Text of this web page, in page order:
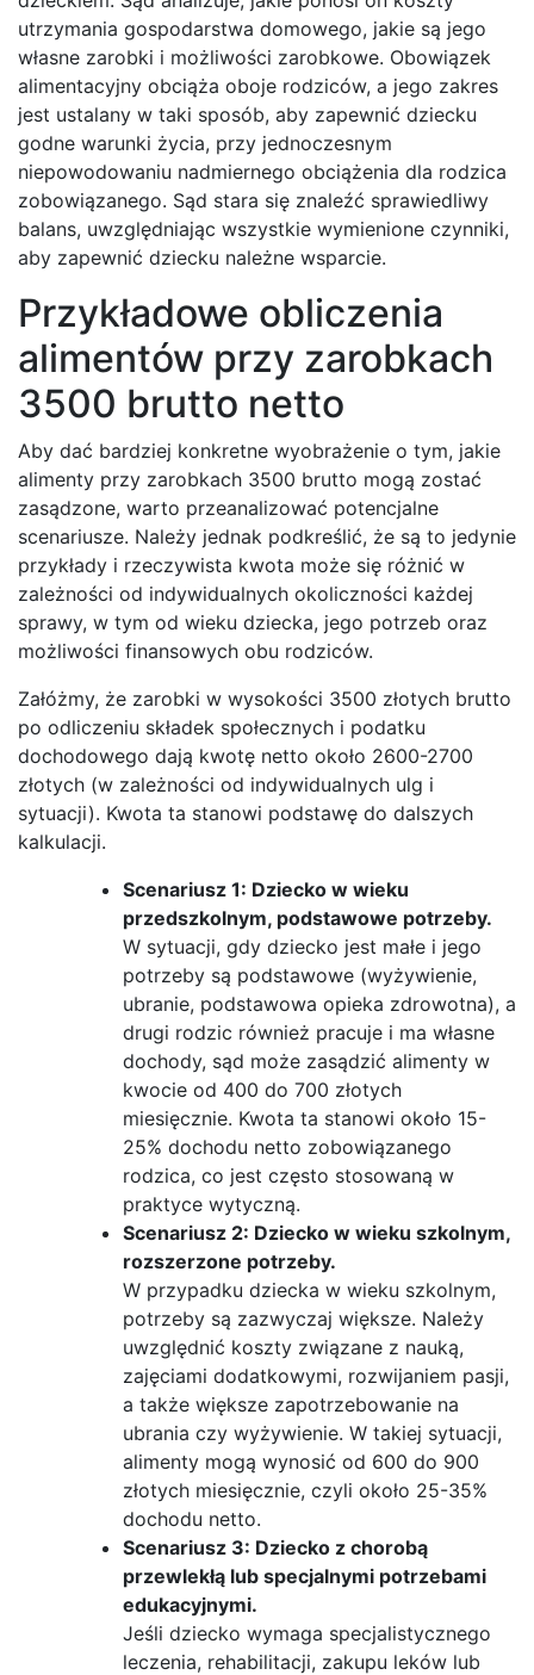
utrzymania gospodarstwa domowego, jakie są jego
własne zarobki i możliwości zarobkowe. Obowiązek
alimentacyjny obciąża oboje rodziców, a jego zakres
jest ustalany w taki sposób, aby zapewnić dziecku
godne warunki życia, przy jednoczesnym
niepowodowaniu nadmiernego obciążenia dla rodzica
zobowiązanego. Sąd stara się znaleźć sprawiedliwy
balans, uwzględniając wszystkie wymienione czynniki,
aby zapewnić dziecku należne wsparcie.
Przykładowe obliczenia
alimentów przy zarobkach
3500 brutto netto
Aby dać bardziej konkretne wyobrażenie o tym, jakie
alimenty przy zarobkach 3500 brutto mogą zostać
zasądzone, warto przeanalizować potencjalne
scenariusze. Należy jednak podkreślić, że są to jedynie
przykłady i rzeczywista kwota może się różnić w
zależności od indywidualnych okoliczności każdej
sprawy, w tym od wieku dziecka, jego potrzeb oraz
możliwości finansowych obu rodziców.
Załóżmy, że zarobki w wysokości 3500 złotych brutto
po odliczeniu składek społecznych i podatku
dochodowego dają kwotę netto około 2600-2700
złotych (w zależności od indywidualnych ulg i
sytuacji). Kwota ta stanowi podstawę do dalszych
kalkulacji.
Scenariusz 1: Dziecko w wieku
przedszkolnym, podstawowe potrzeby.
W sytuacji, gdy dziecko jest małe i jego
potrzeby są podstawowe (wyżywienie,
ubranie, podstawowa opieka zdrowotna), a
drugi rodzic również pracuje i ma własne
dochody, sąd może zasądzić alimenty w
kwocie od 400 do 700 złotych
miesięcznie. Kwota ta stanowi około 15-
25% dochodu netto zobowiązanego
rodzica, co jest często stosowaną w
praktyce wytyczną.
Scenariusz 2: Dziecko w wieku szkolnym,
rozszerzone potrzeby.
W przypadku dziecka w wieku szkolnym,
potrzeby są zazwyczaj większe. Należy
uwzględnić koszty związane z nauką,
zajęciami dodatkowymi, rozwijaniem pasji,
a także większe zapotrzebowanie na
ubrania czy wyżywienie. W takiej sytuacji,
alimenty mogą wynosić od 600 do 900
złotych miesięcznie, czyli około 25-35%
dochodu netto.
Scenariusz 3: Dziecko z chorobą
przewlekłą lub specjalnymi potrzebami
edukacyjnymi.
Jeśli dziecko wymaga specjalistycznego
leczenia, rehabilitacji, zakupu leków lub